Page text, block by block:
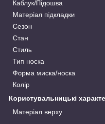
Каблук/Підошва
Матеріал підкладки
Сезон
Стан
Стиль
Тип носка
Форма миска/носка
Колір
Користувальницькі
Матеріал верху